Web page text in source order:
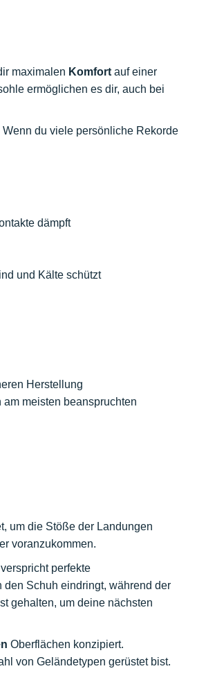
maximalen Komfort auf einer
ermöglichen es dir, auch bei
du viele persönliche Rekorde
dämpft
und Kälte schützt
Herstellung
meisten beanspruchten
um die Stöße der Landungen
voranzukommen.
perfekte
den Schuh eindringt, während der
gehalten, um deine nächsten
Oberflächen konzipiert.
von Geländetypen gerüstet bist.